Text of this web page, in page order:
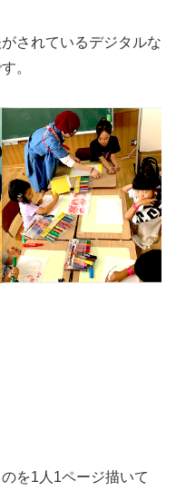
されているデジタルな
。
を1人1ページ描いて